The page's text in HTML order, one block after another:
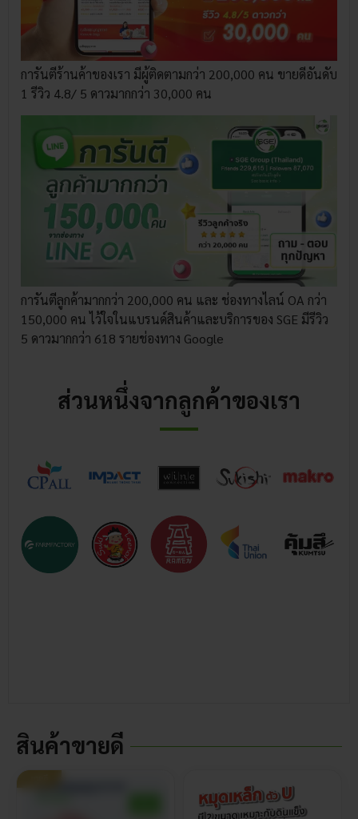
การันตีร้านค้าของเรา มีผู้ติดตามกว่า 200,000 คน ขายดีอันดับ
1 รีวิว 4.8/ 5 ดาวมากกว่า 30,000 คน
การันตีลูกค้ามากกว่า 200,000 คน และ ช่องทางไลน์ OA กว่า
150,000 คน ไว้ใจในแบรนด์สินค้าและบริการของ SGE มีรีวิว
5 ดาวมากกว่า 618 รายช่องทาง Google
ส่วนหนึ่งจากลูกค้าของเรา
สินค้าขายดี